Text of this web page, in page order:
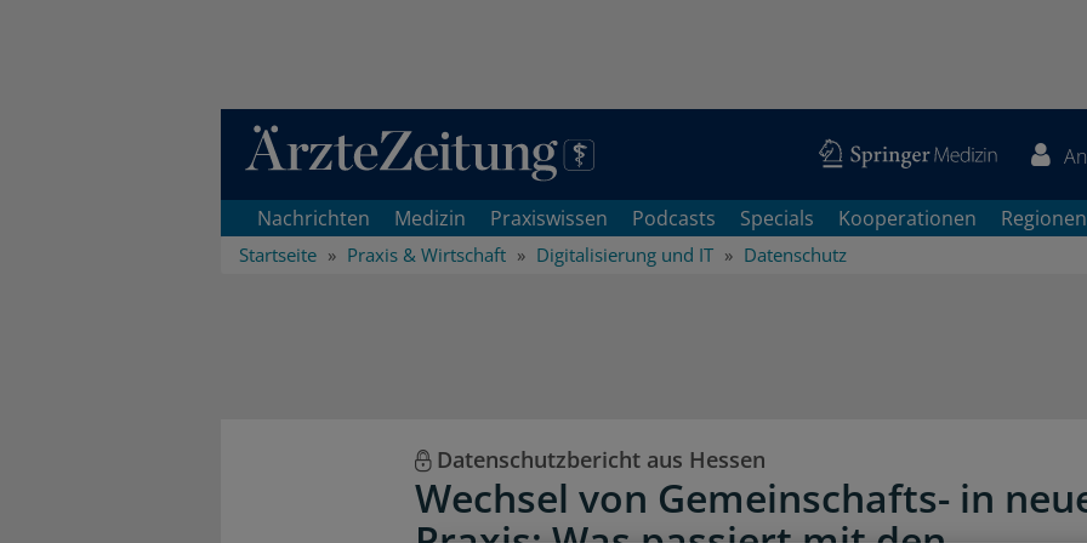
Direkt zum Inhaltsbereich
Nachrichten Medizin Praxiswissen Podcasts Specials Kooperationen Regionen
Startseite Praxis & Wirtschaft Digitalisierung und IT Datenschutz
Datenschutzbericht aus Hessen
Wechsel von Gemeinschafts- in